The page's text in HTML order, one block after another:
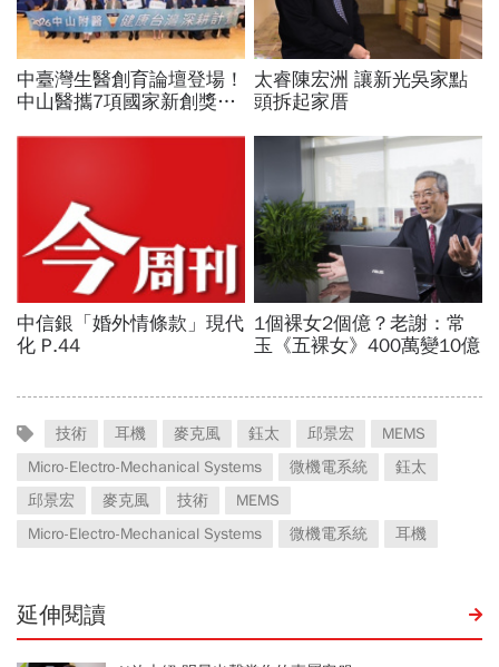
技術 耳機 麥克風 鈺太 邱景宏
MEMS
Micro-Electro-Mechanical Systems
微機電系統
鈺太
邱景宏
麥克風 技術
MEMS
Micro-Electro-Mechanical Systems
微機電系統 耳機
延伸閱讀